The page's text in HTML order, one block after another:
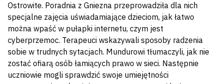
Ostrowite. Poradnia z Gniezna przeprowadziła dla nich
specjalne zajęcia uświadamiające dzieciom, jak łatwo
można wpaść w pułapki internetu, czym jest
cyberprzemoc. Terapeuci wskazywali sposoby radzenia
sobie w trudnych sytacjach. Mundurowi tłumaczyli, jak nie
zostać ofiarą osób łamiących prawo w sieci. Następnie
uczniowie mogli sprawdzić swoje umiejętności